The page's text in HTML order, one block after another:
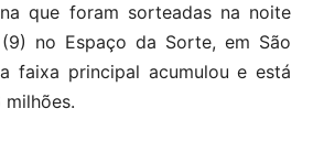
que foram sorteadas na noite
no Espaço da Sorte, em São
faixa principal acumulou e está
milhões.